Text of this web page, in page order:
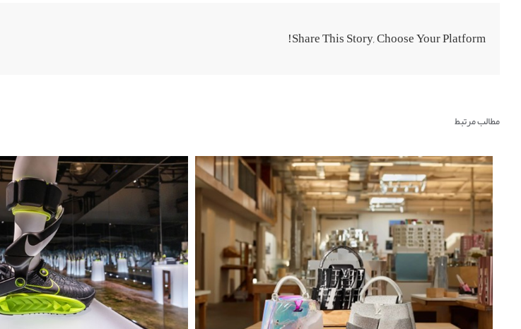
Share This Story, Choose Your Platform!
مطالب مرتبط